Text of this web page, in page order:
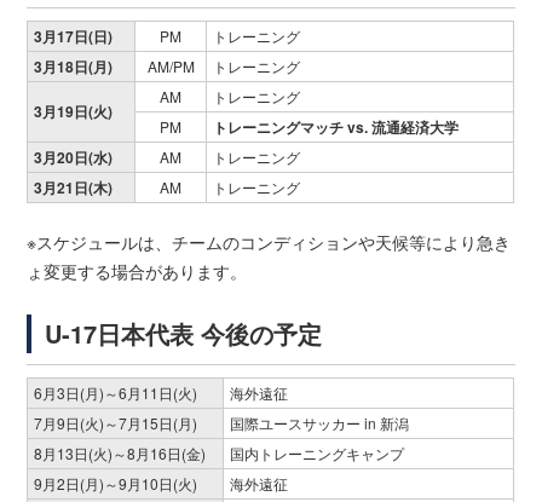
3月17日(日) PM トレーニング
3月18日(月) AM/PM トレーニング
3月19日(火)
AM
トレーニング
PM
トレーニングマッチ vs. 流通経済大学
3月20日(水)
AM トレーニング
3月21日(木) AM トレーニング
※スケジュールは、チームのコンディションや天候等により急き
ょ変更する場合があります。
U-17日本代表 今後の予定
6月3日(月)～6月11日(火)
海外遠征
7月9日(火)～7月15日(月)
国際ユースサッカー in 新潟
8月13日(火)～8月16日(金)
国内トレーニングキャンプ
9月2日(月)～9月10日(火)
海外遠征